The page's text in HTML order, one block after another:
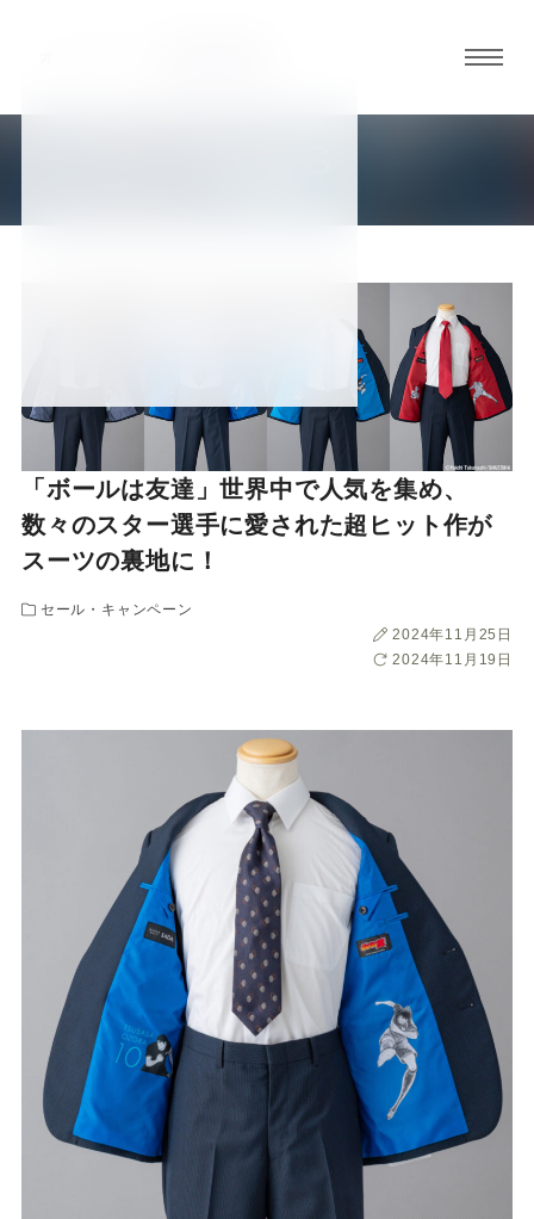
ー
ダ
ー
ス
ツ
SADA
の
公
式
Youtube
ー
ダ
ー
ス
ツ
SADA
の
公
式
Facebook
ー
ダ
ー
ツ
SADA
の
公
式
Twitter
ー
ダ
ー
ツ
SADA
の
公
式
Instagram
オ
ー
ダ
ー
ツ
SADA
の
公
式
LINE
「ボールは友達」世界中で人気を集め、
数々のスター選手に愛された超ヒット作が
スーツの裏地に！
セール・キャンペーン
投
稿
2024年11月25日
最
新
2024年11月19日